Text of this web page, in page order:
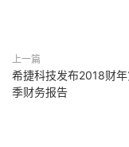
上一篇
希捷科技发布2018财
季财务报告